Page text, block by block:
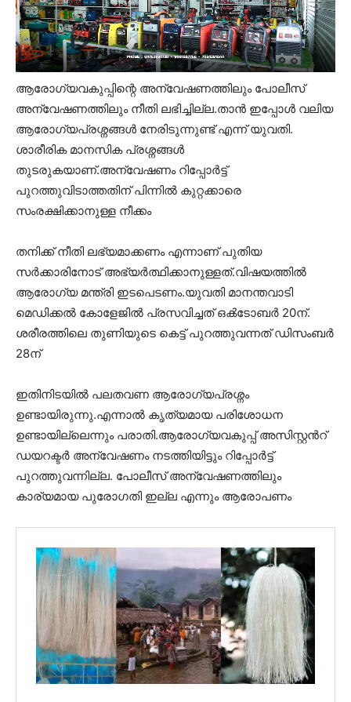
ആരോഗ്യവകുപ്പിന്റെ അന്വേഷണത്തിലും പോലീസ്
അന്വേഷണത്തിലും നീതി ലഭിച്ചില്ല.താൻ ഇപ്പോൾ വലിയ
ആരോഗ്യപ്രശ്നങ്ങൾ നേരിടുന്നുണ്ട് എന്ന് യുവതി.
ശാരീരിക മാനസിക പ്രശ്നങ്ങൾ
തുടരുകയാണ്.അന്വേഷണം റിപ്പോർട്ട്
പുറത്തുവിടാത്തതിന് പിന്നിൽ കുറ്റക്കാരെ
സംരക്ഷിക്കാനുള്ള നീക്കം
തനിക്ക് നീതി ലഭ്യമാക്കണം എന്നാണ് പുതിയ
സർക്കാരിനോട് അഭ്യർത്ഥിക്കാനുള്ളത്.വിഷയത്തിൽ
ആരോഗ്യ മന്ത്രി ഇടപെടണം.യുവതി മാനന്തവാടി
മെഡിക്കൽ കോളേജിൽ പ്രസവിച്ചത് ഒൿടോബർ 20ന്.
ശരീരത്തിലെ തുണിയുടെ കെട്ട് പുറത്തുവന്നത് ഡിസംബർ
28ന്
ഇതിനിടയിൽ പലതവണ ആരോഗ്യപ്രശ്നം
ഉണ്ടായിരുന്നു.എന്നാൽ കൃത്യമായ പരിശോധന
ഉണ്ടായില്ലെന്നും പരാതി.ആരോഗ്യവകുപ്പ് അസിസ്റ്റൻറ്
ഡയറക്ടർ അന്വേഷണം നടത്തിയിട്ടും റിപ്പോർട്ട്
പുറത്തുവന്നില്ല. പോലീസ് അന്വേഷണത്തിലും
കാര്യമായ പുരോഗതി ഇല്ല എന്നും ആരോപണം